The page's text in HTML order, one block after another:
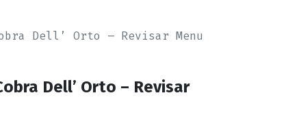
Dell’ Orto – Revisar Menu
Dell’ Orto – Revisar